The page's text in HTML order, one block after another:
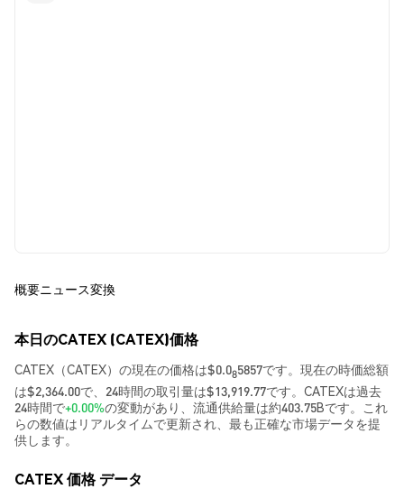
概要ニュース変換
本日のCATEX (CATEX)価格
CATEX（CATEX）の現在の価格は$0.085857です。現在の時価総額
は$2,364.00で、24時間の取引量は$13,919.77です。CATEXは過去
24時間で+0.00%の変動があり、流通供給量は約403.75Bです。これ
らの数値はリアルタイムで更新され、最も正確な市場データを提
供します。
CATEX 価格 データ